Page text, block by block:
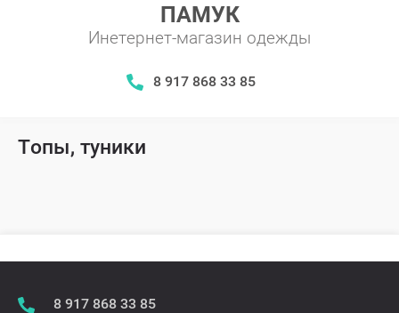
ПАМУК
Инетернет-магазин одежды
​​​​​​​8 917 868 33 85
Топы, туники
​​​​​​​8 917 868 33 85